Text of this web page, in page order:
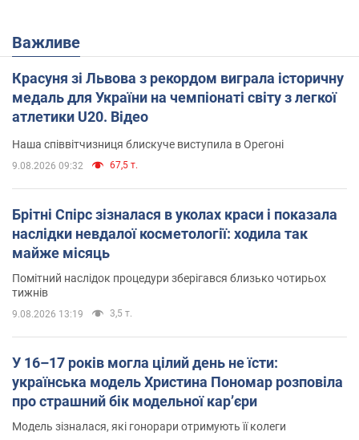
Важливе
Красуня зі Львова з рекордом виграла історичну
медаль для України на чемпіонаті світу з легкої
атлетики U20. Відео
Наша співвітчизниця блискуче виступила в Орегоні
9.08.2026 09:32 67,5 т.
Брітні Спірс зізналася в уколах краси і показала
наслідки невдалої косметології: ходила так
майже місяць
Помітний наслідок процедури зберігався близько чотирьох
тижнів
9.08.2026 13:19 3,5 т.
У 16–17 років могла цілий день не їсти:
українська модель Христина Пономар розповіла
про страшний бік модельної кар’єри
Модель зізналася, які гонорари отримують її колеги